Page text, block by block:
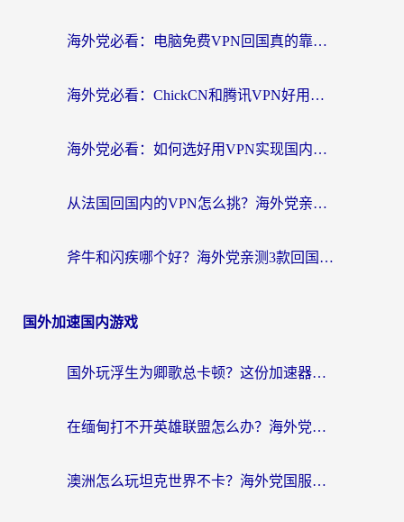
海外党必看：电脑免费VPN回国真的靠谱吗？附实测对比与最优方案指南
海外党必看：ChickCN和腾讯VPN好用吗？3招选对回国加速器，告别地区限制
海外党必看：如何选好用VPN实现国内资源无缝访问？从越南到全球都适用
从法国回国内的VPN怎么挑？海外党亲测：稳定、多端、安全才是关键
斧牛和闪疾哪个好？海外党亲测3款回国加速器，教你选到不踩坑的那一款
国外加速国内游戏
国外玩浮生为卿歌总卡顿？这份加速器选择指南帮你找回丝滑体验
在缅甸打不开英雄联盟怎么办？海外党亲测有效的国服游戏加速指南
澳洲怎么玩坦克世界不卡？海外党国服游戏加速终极指南（附逆战奇妙碰碰车解决方案）